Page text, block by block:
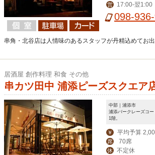
営 17:00-翌1:00
098-
串角・北谷店は人情味のあるスタッフが丹精込めてお出
居酒屋 創作料理 和食 その他
串カツ田中 浦添ピーズスクエア
中部｜浦添市
浦添バークレーズコ
1階。
￥ 平均予算
席 70席
休 不定休